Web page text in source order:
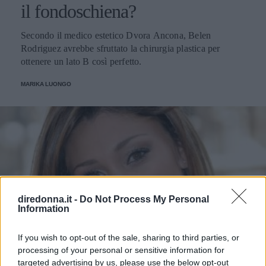
diredonna.it - Do Not Process My Personal
Information
If you wish to opt-out of the sale, sharing to third parties, or
processing of your personal or sensitive information for
targeted advertising by us, please use the below opt-out
il fondoschiena?
Secondo il medico estetico Dvora Ancona, Belen
Rodriguez avrebbe sfruttato la chirurgia plastica per
ottenere un lato B così perfetto.
MARIKA LUONGO